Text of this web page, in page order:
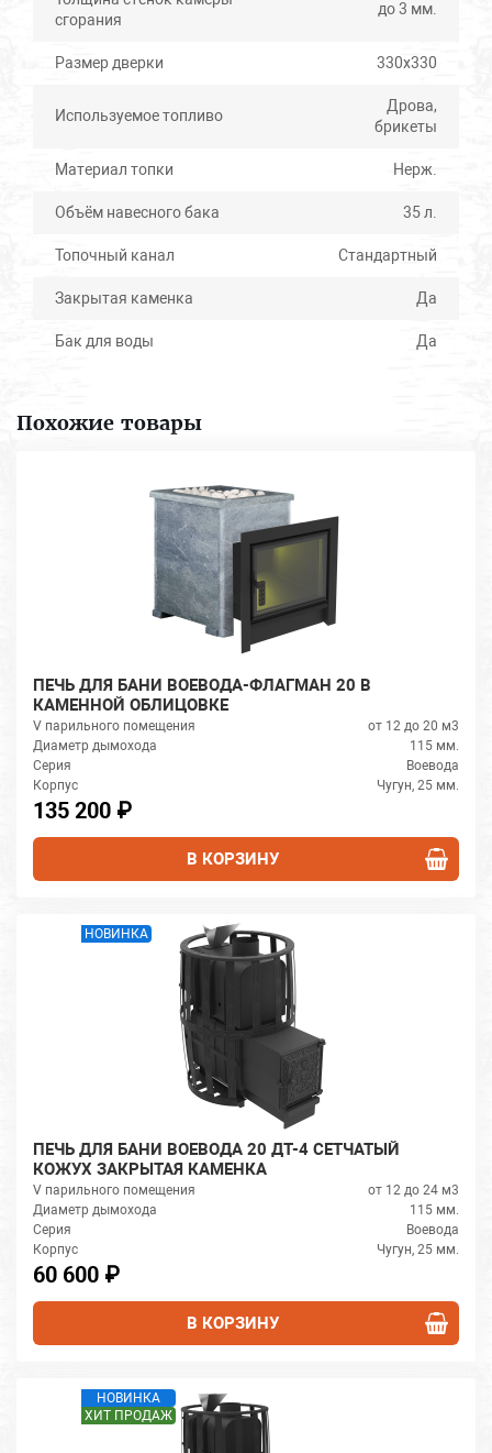
сгорания
до 3 мм.
Размер дверки 330x330
Используемое топливо
Дрова,
брикеты
Материал топки Нерж.
Объём навесного бака 35 л.
Топочный канал Стандартный
Закрытая каменка Да
Бак для воды Да
Похожие товары
ПЕЧЬ ДЛЯ БАНИ ВОЕВОДА-ФЛАГМАН 20 В
КАМЕННОЙ ОБЛИЦОВКЕ
V парильного помещения
от 12 до 20 м3
Диаметр дымохода
115 мм.
Серия
Воевода
Корпус
Чугун, 25 мм.
135 200 ₽
В КОРЗИНУ
НОВИНКА
ПЕЧЬ ДЛЯ БАНИ ВОЕВОДА 20 ДТ-4 СЕТЧАТЫЙ
КОЖУХ ЗАКРЫТАЯ КАМЕНКА
V парильного помещения
от 12 до 24 м3
Диаметр дымохода
115 мм.
Серия
Воевода
Корпус
Чугун, 25 мм.
60 600 ₽
В КОРЗИНУ
НОВИНКА
ХИТ ПРОДАЖ